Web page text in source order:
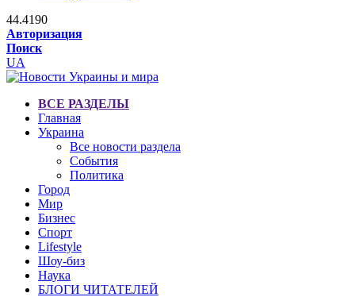
44.4190
Авторизация
Поиск
UA
ВСЕ РАЗДЕЛЫ
Главная
Украина
Все новости раздела
События
Политика
Город
Мир
Бизнес
Спорт
Lifestyle
Шоу-биз
Наука
БЛОГИ ЧИТАТЕЛЕЙ